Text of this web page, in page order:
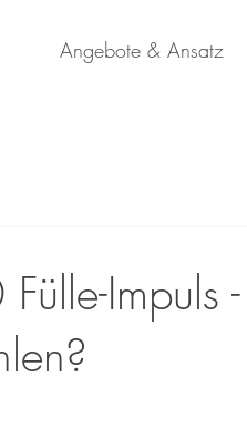
Angebote & Ansatz
Impuls